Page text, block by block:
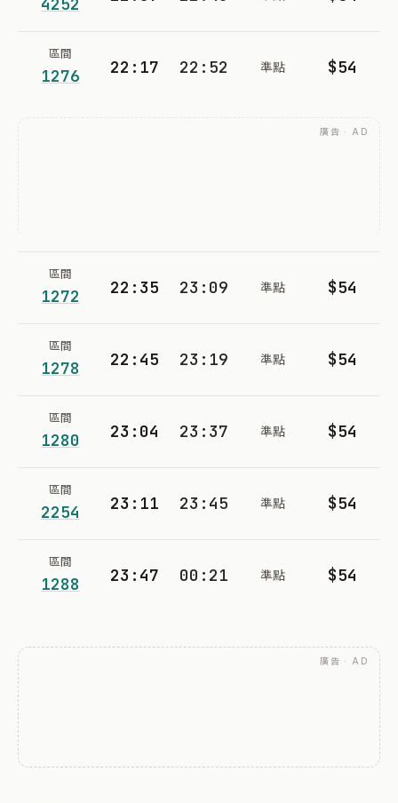
區間
1276 22:17 22:52 準點 $54
廣告 · AD
區間
1272 22:35 23:09 準點 $54
區間
1278 22:45 23:19 準點 $54
區間
1280 23:04 23:37 準點 $54
區間
2254 23:11 23:45 準點 $54
區間
1288 23:47 00:21 準點 $54
廣告 · AD